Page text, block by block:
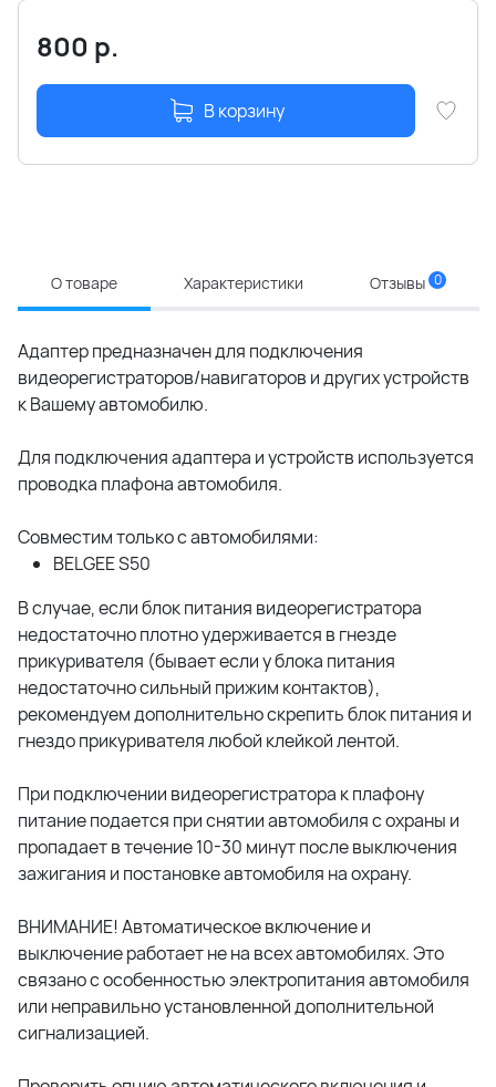
800 р.
В корзину
О товаре Характеристики Отзывы 0
Адаптер предназначен для подключения
видеорегистраторов/навигаторов и других устройств
к Вашему автомобилю.
Для подключения адаптера и устройств используется
проводка плафона автомобиля.
Совместим только с автомобилями:
BELGEE S50
В случае, если блок питания видеорегистратора
недостаточно плотно удерживается в гнезде
прикуривателя (бывает если у блока питания
недостаточно сильный прижим контактов),
рекомендуем дополнительно скрепить блок питания и
гнездо прикуривателя любой клейкой лентой.
При подключении видеорегистратора к плафону
питание подается при снятии автомобиля с охраны и
пропадает в течение 10-30 минут после выключения
зажигания и постановке автомобиля на охрану.
ВНИМАНИЕ! Автоматическое включение и
выключение работает не на всех автомобилях. Это
связано с особенностью электропитания автомобиля
или неправильно установленной дополнительной
сигнализацией.